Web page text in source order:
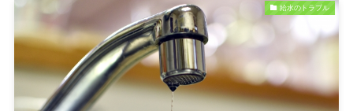
給水のトラブル